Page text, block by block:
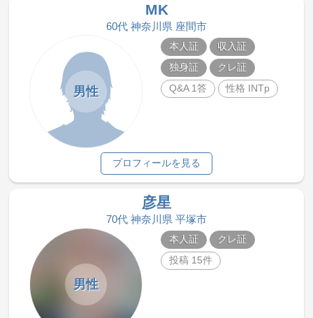
MK
60代 神奈川県 座間市
男性
本人証
収入証
独身証
クレ証
Q&A 1答
性格 INTp
プロフィールを見る
彦星
70代 神奈川県 平塚市
男性
本人証
クレ証
投稿 15件